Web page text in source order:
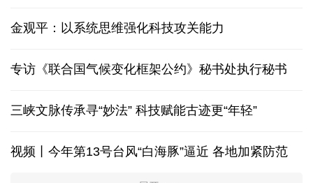
金观平：以系统思维强化科技攻关能力
专访《联合国气候变化框架公约》秘书处执行秘书
三峡文脉传承寻“妙法” 科技赋能古迹更“年轻”
视频丨今年第13号台风“白海豚”逼近 各地加紧防范